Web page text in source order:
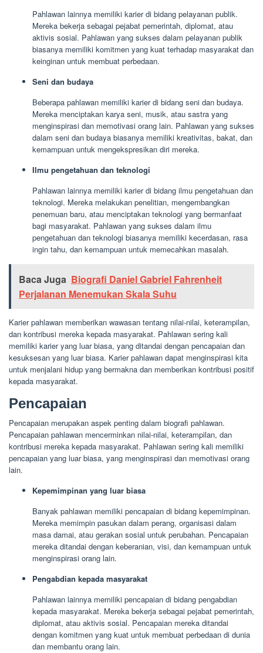
Pahlawan lainnya memiliki karier di bidang pelayanan publik.
Mereka bekerja sebagai pejabat pemerintah, diplomat, atau
aktivis sosial. Pahlawan yang sukses dalam pelayanan publik
biasanya memiliki komitmen yang kuat terhadap masyarakat dan
keinginan untuk membuat perbedaan.
Seni dan budaya
Beberapa pahlawan memiliki karier di bidang seni dan budaya.
Mereka menciptakan karya seni, musik, atau sastra yang
menginspirasi dan memotivasi orang lain. Pahlawan yang sukses
dalam seni dan budaya biasanya memiliki kreativitas, bakat, dan
kemampuan untuk mengekspresikan diri mereka.
Ilmu pengetahuan dan teknologi
Pahlawan lainnya memiliki karier di bidang ilmu pengetahuan dan
teknologi. Mereka melakukan penelitian, mengembangkan
penemuan baru, atau menciptakan teknologi yang bermanfaat
bagi masyarakat. Pahlawan yang sukses dalam ilmu
pengetahuan dan teknologi biasanya memiliki kecerdasan, rasa
ingin tahu, dan kemampuan untuk memecahkan masalah.
Baca Juga Biografi Daniel Gabriel Fahrenheit
Perjalanan Menemukan Skala Suhu
Karier pahlawan memberikan wawasan tentang nilai-nilai, keterampilan,
dan kontribusi mereka kepada masyarakat. Pahlawan sering kali
memiliki karier yang luar biasa, yang ditandai dengan pencapaian dan
kesuksesan yang luar biasa. Karier pahlawan dapat menginspirasi kita
untuk menjalani hidup yang bermakna dan memberikan kontribusi positif
kepada masyarakat.
Pencapaian
Pencapaian merupakan aspek penting dalam biografi pahlawan.
Pencapaian pahlawan mencerminkan nilai-nilai, keterampilan, dan
kontribusi mereka kepada masyarakat. Pahlawan sering kali memiliki
pencapaian yang luar biasa, yang menginspirasi dan memotivasi orang
lain.
Kepemimpinan yang luar biasa
Banyak pahlawan memiliki pencapaian di bidang kepemimpinan.
Mereka memimpin pasukan dalam perang, organisasi dalam
masa damai, atau gerakan sosial untuk perubahan. Pencapaian
mereka ditandai dengan keberanian, visi, dan kemampuan untuk
menginspirasi orang lain.
Pengabdian kepada masyarakat
Pahlawan lainnya memiliki pencapaian di bidang pengabdian
kepada masyarakat. Mereka bekerja sebagai pejabat pemerintah,
diplomat, atau aktivis sosial. Pencapaian mereka ditandai
dengan komitmen yang kuat untuk membuat perbedaan di dunia
dan membantu orang lain.